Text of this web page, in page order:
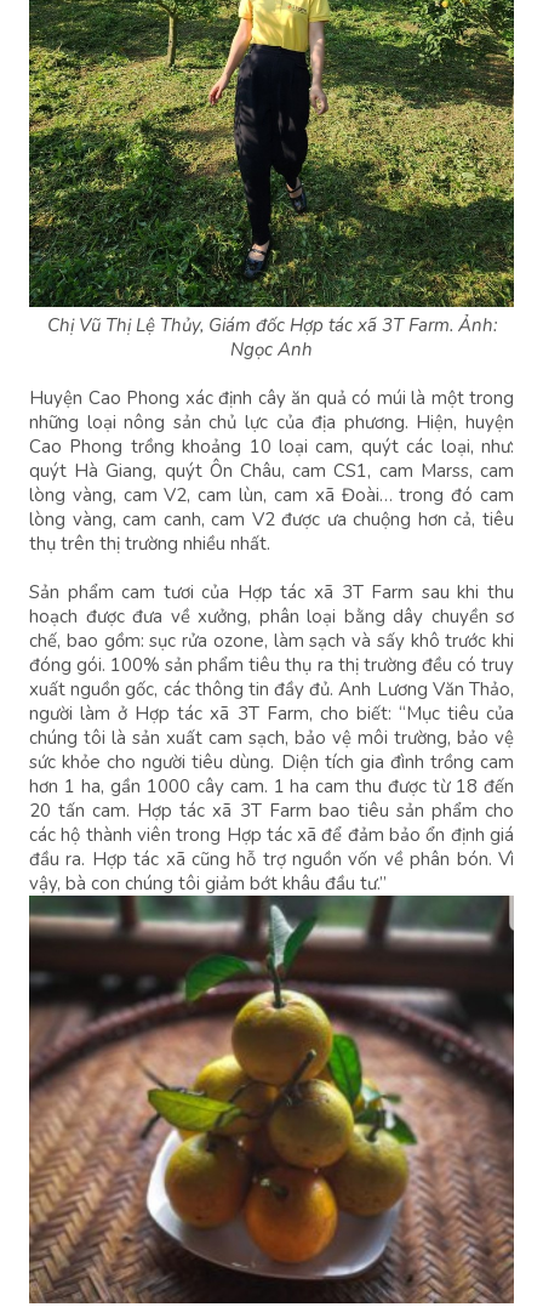
Chị Vũ Thị Lệ Thủy, Giám đốc Hợp tác xã 3T Farm. Ảnh:
Ngọc Anh
Huyện Cao Phong xác định cây ăn quả có múi là một trong
những loại nông sản chủ lực của địa phương. Hiện, huyện
Cao Phong trồng khoảng 10 loại cam, quýt các loại, như:
quýt Hà Giang, quýt Ôn Châu, cam CS1, cam Marss, cam
lòng vàng, cam V2, cam lùn, cam xã Đoài… trong đó cam
lòng vàng, cam canh, cam V2 được ưa chuộng hơn cả, tiêu
thụ trên thị trường nhiều nhất.
Sản phẩm cam tươi của Hợp tác xã 3T Farm sau khi thu
hoạch được đưa về xưởng, phân loại bằng dây chuyền sơ
chế, bao gồm: sục rửa ozone, làm sạch và sấy khô trước khi
đóng gói. 100% sản phẩm tiêu thụ ra thị trường đều có truy
xuất nguồn gốc, các thông tin đầy đủ. Anh Lương Văn Thảo,
người làm ở Hợp tác xã 3T Farm, cho biết: “Mục tiêu của
chúng tôi là sản xuất cam sạch, bảo vệ môi trường, bảo vệ
sức khỏe cho người tiêu dùng. Diện tích gia đình trồng cam
hơn 1 ha, gần 1000 cây cam. 1 ha cam thu được từ 18 đến
20 tấn cam. Hợp tác xã 3T Farm bao tiêu sản phẩm cho
các hộ thành viên trong Hợp tác xã để đảm bảo ổn định giá
đầu ra. Hợp tác xã cũng hỗ trợ nguồn vốn về phân bón. Vì
vậy, bà con chúng tôi giảm bớt khâu đầu tư.”